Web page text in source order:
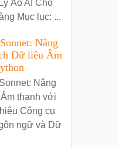
Ảo AI Cho
Mục lục: ...
Nâng
Dữ liệu Âm
Nâng
thanh với
Công cụ
ngữ và Dữ